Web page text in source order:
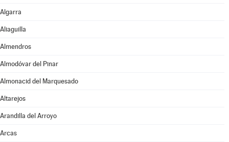
Algarra
Aliaguilla
Almendros
Almodóvar del Pinar
Almonacid del Marquesado
Altarejos
Arandilla del Arroyo
Arcas